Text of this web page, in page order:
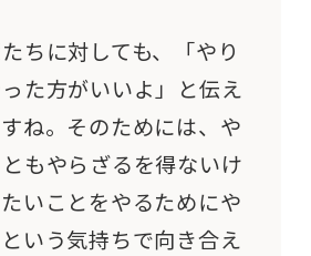
ちに対しても、「やり
た方がいいよ」と伝え
ね。そのためには、や
もやらざるを得ないけ
いことをやるためにや
いう気持ちで向き合え